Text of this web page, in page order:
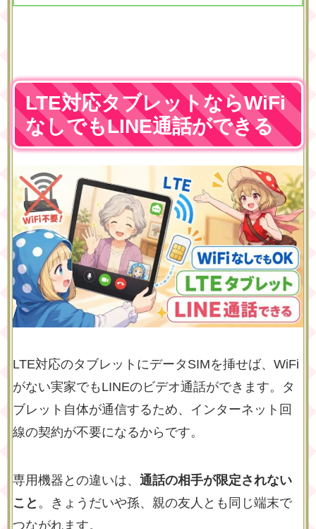
LTE対応タブレットならWiFi
なしでもLINE通話ができる
LTE対応のタブレットにデータSIMを挿せば、WiFi
がない実家でもLINEのビデオ通話ができます。タ
ブレット自体が通信するため、インターネット回
線の契約が不要になるからです。
専用機器との違いは、 通話の相手が限定されない
こと 。きょうだいや孫、親の友人とも同じ端末で
つながれます。